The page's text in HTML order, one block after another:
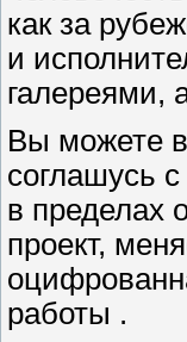
как за
и
галереями,
Вы можете
соглашусь
в пределах
проект,
работы .